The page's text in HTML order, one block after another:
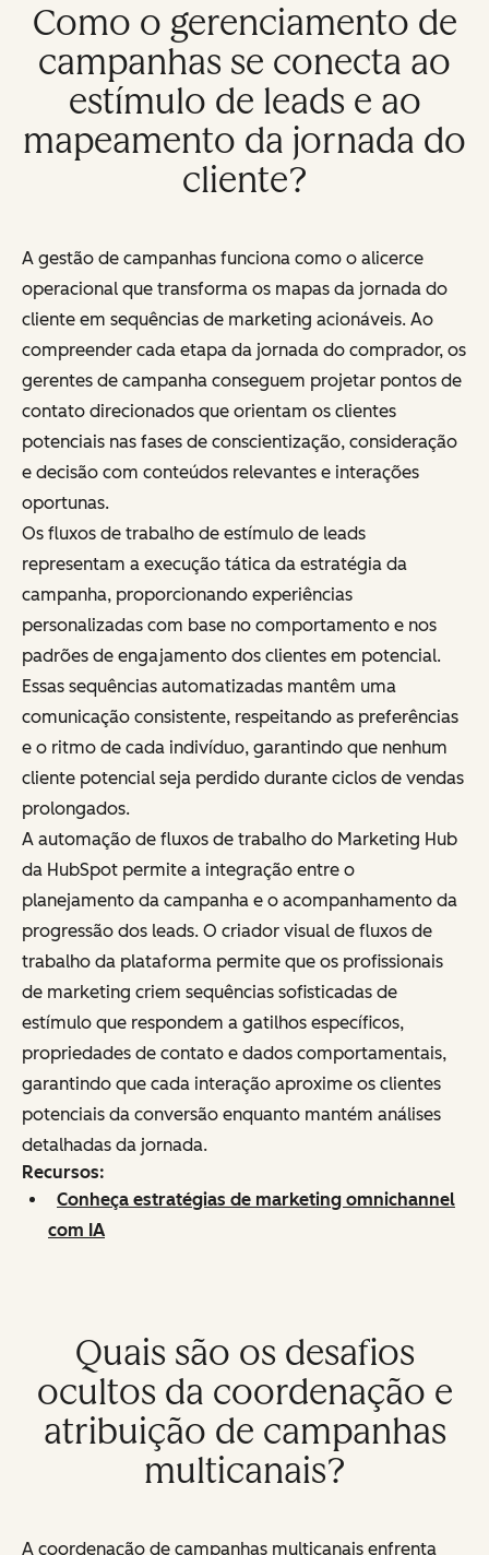
Como o gerenciamento de
campanhas se conecta ao
estímulo de leads e ao
mapeamento da jornada do
cliente?
A gestão de campanhas funciona como o alicerce
operacional que transforma os mapas da jornada do
cliente em sequências de marketing acionáveis. Ao
compreender cada etapa da jornada do comprador, os
gerentes de campanha conseguem projetar pontos de
contato direcionados que orientam os clientes
potenciais nas fases de conscientização, consideração
e decisão com conteúdos relevantes e interações
oportunas.
Os fluxos de trabalho de estímulo de leads
representam a execução tática da estratégia da
campanha, proporcionando experiências
personalizadas com base no comportamento e nos
padrões de engajamento dos clientes em potencial.
Essas sequências automatizadas mantêm uma
comunicação consistente, respeitando as preferências
e o ritmo de cada indivíduo, garantindo que nenhum
cliente potencial seja perdido durante ciclos de vendas
prolongados.
A automação de fluxos de trabalho do Marketing Hub
da HubSpot permite a integração entre o
planejamento da campanha e o acompanhamento da
progressão dos leads. O criador visual de fluxos de
trabalho da plataforma permite que os profissionais
de marketing criem sequências sofisticadas de
estímulo que respondem a gatilhos específicos,
propriedades de contato e dados comportamentais,
garantindo que cada interação aproxime os clientes
potenciais da conversão enquanto mantém análises
detalhadas da jornada.
Recursos:
Conheça estratégias de marketing omnichannel
com IA
Quais são os desafios
ocultos da coordenação e
atribuição de campanhas
multicanais?
A coordenação de campanhas multicanais enfrenta